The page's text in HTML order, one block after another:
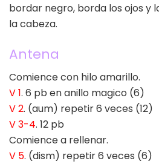
bordar negro, borda los ojos y
la cabeza.
Antena
Comience con hilo amarillo.
V 1. 6 pb en anillo magico (6)
V 2. (aum) repetir 6 veces (12)
V 3-4. 12 pb
Comience a rellenar.
V 5. (dism) repetir 6 veces (6)